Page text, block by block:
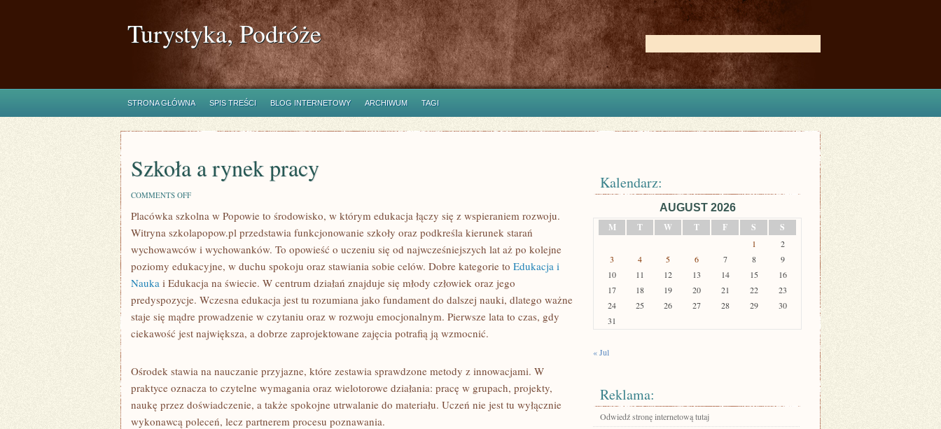
Turystyka, Podróże
STRONA GŁÓWNA SPIS TREŚCI BLOG INTERNETOWY ARCHIWUM TAGI
Szkoła a rynek pracy
COMMENTS OFFON
A
PRACY
Placówka szkolna w Popowie to środowisko, w którym edukacja łączy się z wspieraniem rozwoju.
Witryna szkolapopow.pl przedstawia funkcjonowanie szkoły oraz podkreśla kierunek starań
wychowawców i wychowanków. To opowieść o uczeniu się od najwcześniejszych lat aż po kolejne
poziomy edukacyjne, w duchu spokoju oraz stawiania sobie celów. Dobre kategorie to Edukacja i
Nauka i Edukacja na świecie. W centrum działań znajduje się młody człowiek oraz jego
predyspozycje. Wczesna edukacja jest tu rozumiana jako fundament do dalszej nauki, dlatego ważne
staje się mądre prowadzenie w czytaniu oraz w rozwoju emocjonalnym. Pierwsze lata to czas, gdy
ciekawość jest największa, a dobrze zaprojektowane zajęcia potrafią ją wzmocnić.
Ośrodek stawia na nauczanie przyjazne, które zestawia sprawdzone metody z innowacjami. W
praktyce oznacza to czytelne wymagania oraz wielotorowe działania: pracę w grupach, projekty,
naukę przez doświadczenie, a także spokojne utrwalanie do materiału. Uczeń nie jest tu wyłącznie
wykonawcą poleceń, lecz partnerem procesu poznawania.
Kalendarz:
AUGUST 2026
M
T W T F S S
1
2
3
4 5 6 7 8
9
10
11 12 13 14 15
16
17
18 19 20 21 22
23
24
25 26 27 28 29
30
31
« Jul
Reklama:
Odwiedź stronę internetową tutaj